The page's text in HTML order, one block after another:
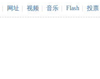
网址 视频 音乐 Flash 投票